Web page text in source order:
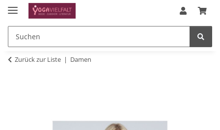
Zurück zur Liste Damen